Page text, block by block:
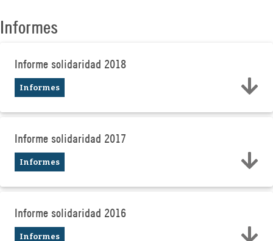
Informes
Informe solidaridad 2018
Informes
Informe solidaridad 2017
Informes
Informe solidaridad 2016
Informes